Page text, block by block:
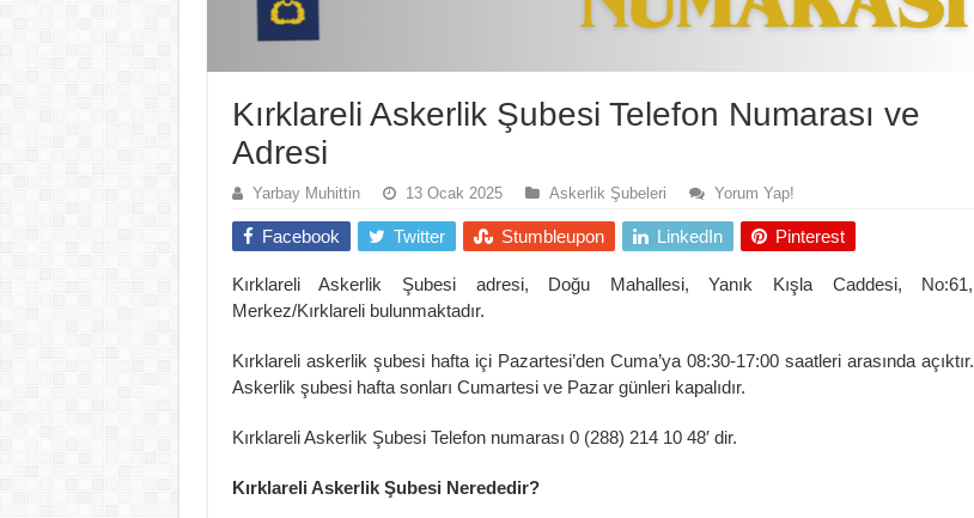
Kırklareli Askerlik Şubesi Telefon Numarası ve
Adresi
Yarbay Muhittin 13 Ocak 2025 Askerlik Şubeleri Yorum Yap!
Facebook Twitter Stumbleupon LinkedIn Pinterest
Kırklareli Askerlik Şubesi adresi, Doğu Mahallesi, Yanık Kışla Caddesi, No:61,
Merkez/Kırklareli bulunmaktadır.
Kırklareli askerlik şubesi hafta içi Pazartesi’den Cuma’ya 08:30-17:00 saatleri arasında açıktır.
Askerlik şubesi hafta sonları Cumartesi ve Pazar günleri kapalıdır.
Kırklareli Askerlik Şubesi Telefon numarası 0 (288) 214 10 48′ dir.
Kırklareli Askerlik Şubesi Nerededir?